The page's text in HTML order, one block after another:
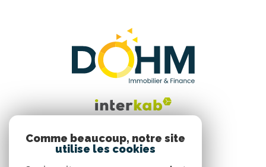
Nous suivre
Comme beaucoup, notre site
utilise les cookies